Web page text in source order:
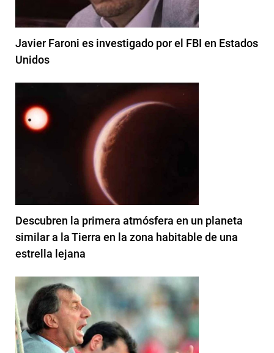
Javier Faroni es investigado por el FBI en Estados
Unidos
Descubren la primera atmósfera en un planeta
similar a la Tierra en la zona habitable de una
estrella lejana